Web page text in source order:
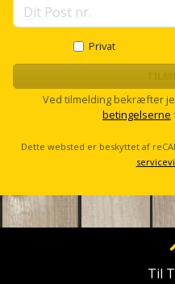
Vægscanner
Varmekanon
Varmepistol
Vinkelslibertilbehør
Privat
Ved tilmelding bekræfter
betingelserne
Dette websted er beskyttet af
Til